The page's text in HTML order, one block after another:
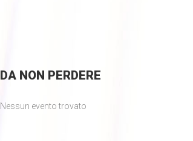
DANON PERDERE
Nessun evento trovato